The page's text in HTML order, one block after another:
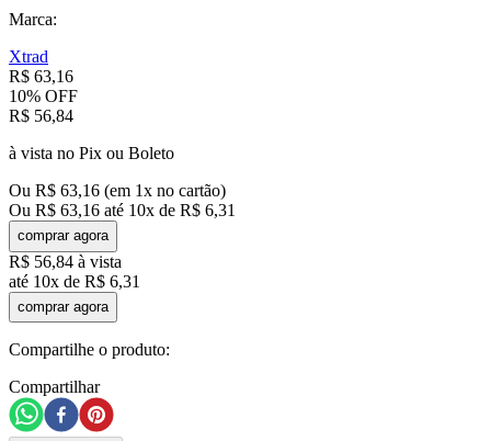
Marca:
Xtrad
R$ 63,16
10% OFF
R$ 56,84
à vista no Pix ou Boleto
Ou R$ 63,16 (em 1x no cartão)
Ou R$ 63,16 até 10x de R$ 6,31
comprar agora
R$ 56,84 à vista
até 10x de R$ 6,31
comprar agora
Compartilhe o produto:
Compartilhar